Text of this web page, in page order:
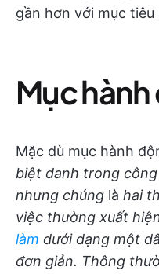
gần hơn với mục tiêu
Mục
Mặc dù mục hành
biệt danh trong
nhưng chúng là hai
việc thường xuất
làm dưới dạng một
đơn giản. Thông